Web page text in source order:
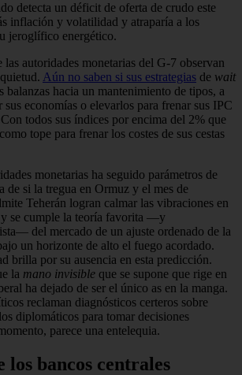
detecta un déficit de oferta de crudo este
inflación y volatilidad y atraparía a los
jeroglífico energético.
autoridades monetarias del G-7 observan
Aún no saben si sus estrategias de wait
balanzas hacia un mantenimiento de tipos, a
sus economías o elevarlos para frenar sus IPC
todos sus índices por encima del 2% que
tope para frenar los costes de sus cestas
monetarias ha seguido parámetros de
de si la tregua en Ormuz y el mes de
Teherán logran calmar las vibraciones en
se cumple la teoría favorita —y
del mercado de un ajuste ordenado de la
un horizonte de alto el fuego acordado.
brilla por su ausencia en esta predicción.
la mano invisible que se supone que rige en
ha dejado de ser el único as en la manga.
reclaman diagnósticos certeros sobre
diplomáticos para tomar decisiones
parece una entelequia.
los bancos centrales